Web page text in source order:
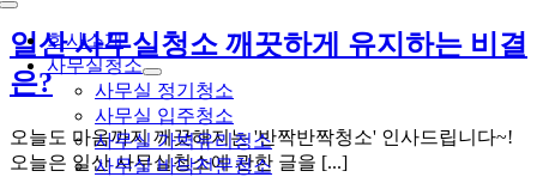
Toggle
Navigation회사소개
사무실청소
사무실 정기청소
사무실 입주청소
사무실 가벽유리청소
사무실 바닥전문청소
일산 사무실청소 깨끗하게 유지하는 비결
은?
오늘도 마음까지 깨끗해지는 '반짝반짝청소' 인사드립니다~!
오늘은 일산 사무실청소에 관한 글을 [...]